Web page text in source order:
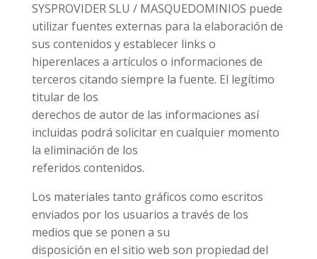
SYSPROVIDER SLU / MASQUEDOMINIOS puede
utilizar fuentes externas para la elaboración de
sus contenidos y establecer links o
hiperenlaces a artículos o informaciones de
terceros citando siempre la fuente. El legítimo
titular de los
derechos de autor de las informaciones así
incluidas podrá solicitar en cualquier momento
la eliminación de los
referidos contenidos.
Los materiales tanto gráficos como escritos
enviados por los usuarios a través de los
medios que se ponen a su
disposición en el sitio web son propiedad del